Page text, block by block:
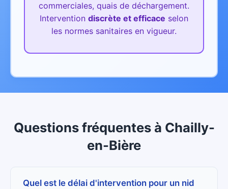
commerciales, quais de déchargement.
Intervention discrète et efficace selon
les normes sanitaires en vigueur.
Questions fréquentes à Chailly-
en-Bière
Quel est le délai d'intervention pour un nid